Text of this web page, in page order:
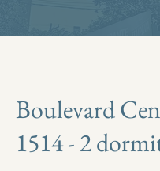
Boulevard
1514 - 2